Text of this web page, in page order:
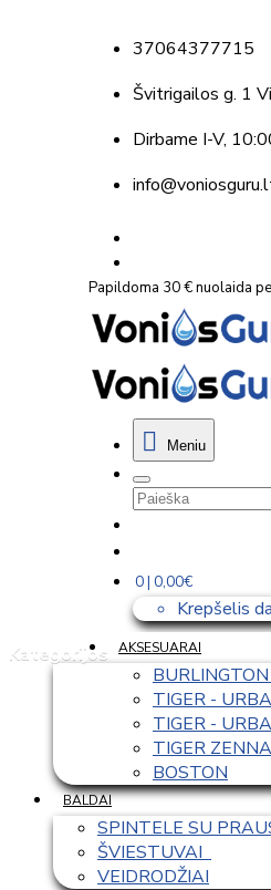
37064377715
Švitrigailos g. 1
Dirbame I-V,
Papildoma 30 € nuolaida
Meniu
0 | 0,00€
Krepšelis
Kategorijos
AKSESUARAI
TIGER -
TIGER -
TIGER ZENNA
BOSTON
BALDAI
SPINTELE SU
ŠVIESTUVAI
VEIDRODŽIAI